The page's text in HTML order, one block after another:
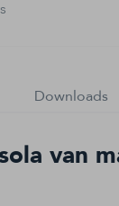
van
Downloads